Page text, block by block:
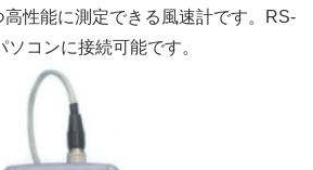
性能に測定できる風速計です。RS-
コンに接続可能です。